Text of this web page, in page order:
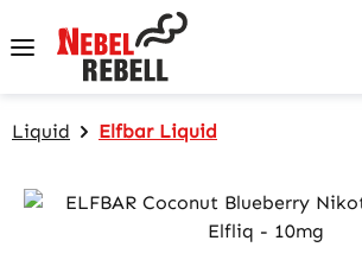
Zum Hauptinhalt springen
Liquid Elfbar Liquid